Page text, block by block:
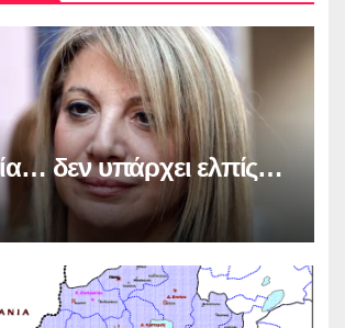
δεν υπάρχει ελπίς…